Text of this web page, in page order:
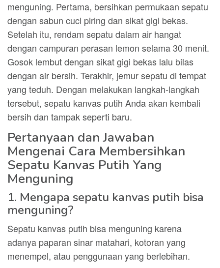
menguning. Pertama, bersihkan permukaan sepatu
dengan sabun cuci piring dan sikat gigi bekas.
Setelah itu, rendam sepatu dalam air hangat
dengan campuran perasan lemon selama 30 menit.
Gosok lembut dengan sikat gigi bekas lalu bilas
dengan air bersih. Terakhir, jemur sepatu di tempat
yang teduh. Dengan melakukan langkah-langkah
tersebut, sepatu kanvas putih Anda akan kembali
bersih dan tampak seperti baru.
Pertanyaan dan Jawaban
Mengenai Cara Membersihkan
Sepatu Kanvas Putih Yang
Menguning
1. Mengapa sepatu kanvas putih bisa
menguning?
Sepatu kanvas putih bisa menguning karena
adanya paparan sinar matahari, kotoran yang
menempel, atau penggunaan yang berlebihan.